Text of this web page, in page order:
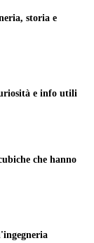
storia e
e info utili
che hanno